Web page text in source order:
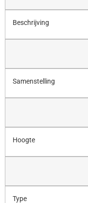
Beschrijving
Samenstelling
Hoogte
Type